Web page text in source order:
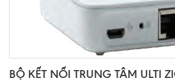
BỘ KẾT NỐI TRUNG TÂM ULTI